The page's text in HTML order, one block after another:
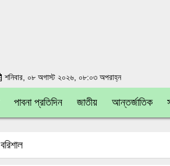
শনিবার, ০৮ অগাস্ট ২০২৬, ০৮:০৩ অপরাহ্ন
পাবনা প্রতিদিন জাতীয় আন্তর্জাতিক
বরিশাল